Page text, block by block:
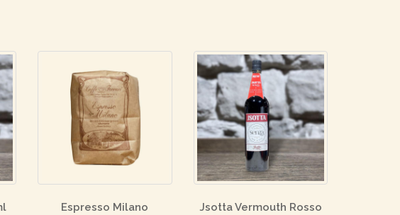
Espresso Milano
Jsotta Vermouth Rosso